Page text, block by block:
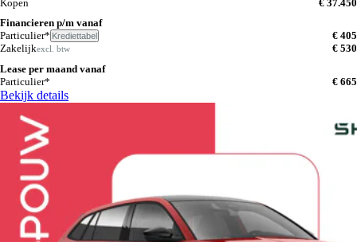
Kopen
€ 37.450
Financieren p/m vanaf
Particulier* Krediettabel
€ 405
Zakelijkexcl. btw
€ 530
Lease per maand vanaf
Particulier*
€ 665
Bekijk details